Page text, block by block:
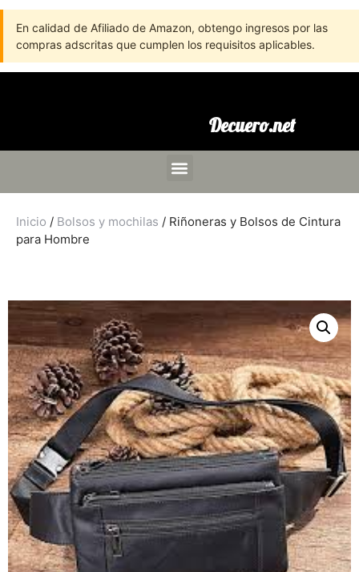
En calidad de Afiliado de Amazon, obtengo ingresos por las
compras adscritas que cumplen los requisitos aplicables.
Decuero.net
Inicio / Bolsos y mochilas / Riñoneras y Bolsos de Cintura
para Hombre